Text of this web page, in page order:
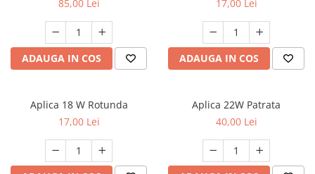
85,00 Lei
ADAUGA IN COS
17,00 Lei
ADAUGA IN COS
Aplica 18 W Rotunda
17,00 Lei
Aplica 22W Patrata
40,00 Lei